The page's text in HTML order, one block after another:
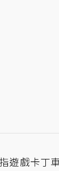
遊戲卡丁